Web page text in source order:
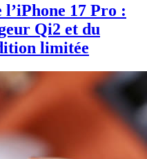
17 Pro :
Qi2 et du
limitée